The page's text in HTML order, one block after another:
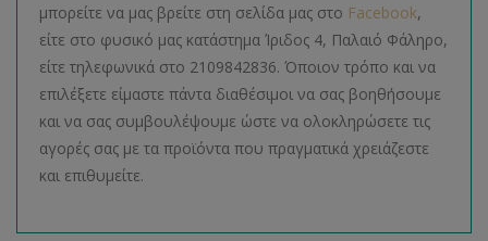
μπορείτε να μας βρείτε στη σελίδα μας στο Facebook,
είτε στο φυσικό μας κατάστημα Ίριδος 4, Παλαιό Φάληρο,
είτε τηλεφωνικά στο 2109842836. Όποιον τρόπο και να
επιλέξετε είμαστε πάντα διαθέσιμοι να σας βοηθήσουμε
και να σας συμβουλέψουμε ώστε να ολοκληρώσετε τις
αγορές σας με τα προϊόντα που πραγματικά χρειάζεστε
και επιθυμείτε.